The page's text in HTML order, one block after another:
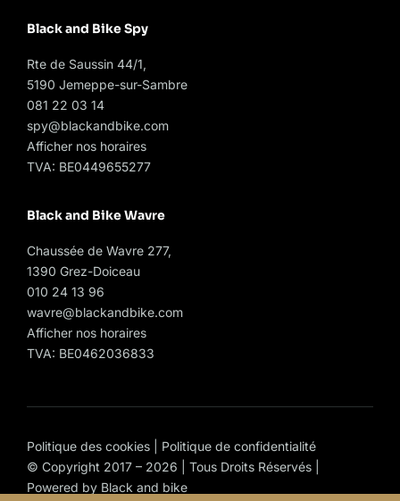
Black and Bike Spy
Rte de Saussin 44/1,
5190 Jemeppe-sur-Sambre
081 22 03 14
spy@blackandbike.com
Afficher nos horaires
TVA: BE0449655277
Black and Bike Wavre
Chaussée de Wavre 277,
1390 Grez-Doiceau
010 24 13 96
wavre@blackandbike.com
Afficher nos horaires
TVA: BE0462036833
Politique des cookies| Politique de confidentialité
© Copyright 2017 – 2026 | Tous Droits Réservés |
Powered by Black and bike